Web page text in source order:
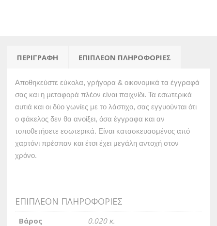
ΠΕΡΙΓΡΑΦΉ ΕΠΙΠΛΈΟΝ ΠΛΗΡΟΦΟΡΊΕΣ
Αποθηκεύστε εύκολα, γρήγορα & οικονομικά τα έγγραφά
σας και η μεταφορά πλέον είναι παιχνίδι. Τα εσωτερικά
αυτιά και οι δύο γωνίες με το λάστιχο, σας εγγυούνται ότι
ο φάκελος δεν θα ανοίξει, όσα έγγραφα και αν
τοποθετήσετε εσωτερικά. Είναι κατασκευασμένος από
χαρτόνι πρέσπαν και έτσι έχει μεγάλη αντοχή στον
χρόνο.
ΕΠΙΠΛΈΟΝ ΠΛΗΡΟΦΟΡΊΕΣ
Βάρος 0.020 κ.